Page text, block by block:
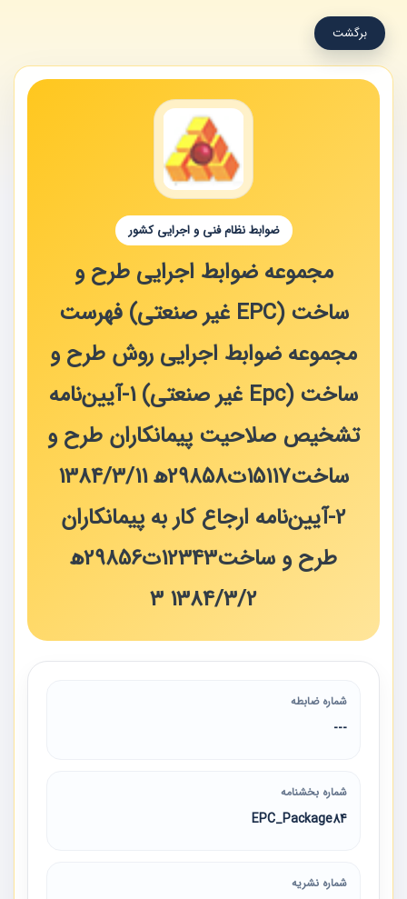
برگشت
ضوابط نظام فنی و اجرایی کشور
مجموعه ضوابط اجرایی طرح و
ساخت (EPC غیر صنعتی) فهرست
مجموعه ضوابط اجرایی روش طرح و
ساخت (epc غیر صنعتی) 1-آیین‌نامه
تشخیص صلاحیت پیمانکاران طرح و
ساخت15117ت29858ھ 1384/3/11
2-آیین‌نامه ارجاع کار به پیمانکاران
طرح و ساخت12343ت29856ھ
1384/3/2 3
شماره ضابطه
---
شماره بخشنامه
EPC_Package84
شماره نشریه